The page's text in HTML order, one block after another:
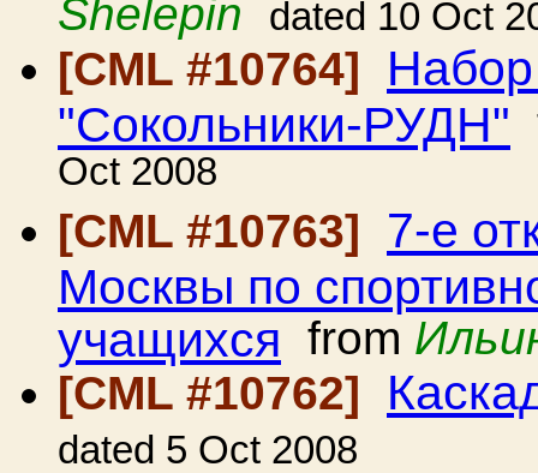
Shelepin dated 10 Oct
[CML #10764]
"Сокольники-РУДН"
Oct 2008
[CML #10763]
7-е
Москвы по
учащихся from
[CML #10762]
dated 5 Oct 2008